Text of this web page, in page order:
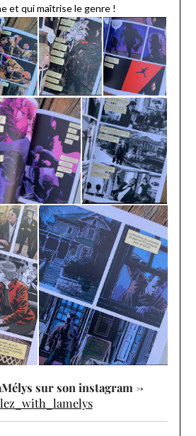
et qui maîtrise le genre !
sur son instagram ->